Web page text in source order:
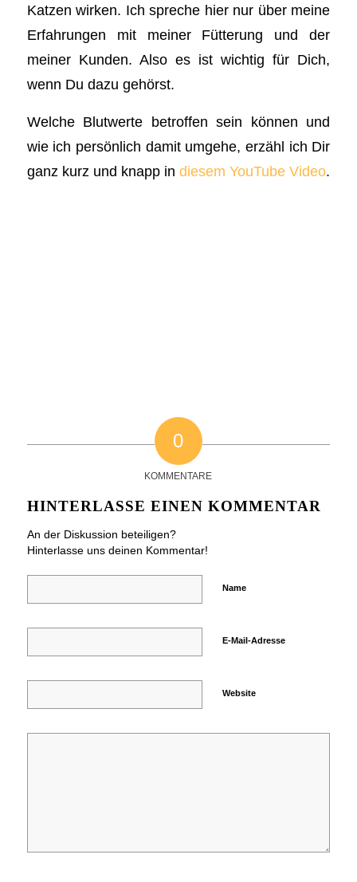
Katzen wirken. Ich spreche hier nur über meine
Erfahrungen mit meiner Fütterung und der
meiner Kunden. Also es ist wichtig für Dich,
wenn Du dazu gehörst.
Welche Blutwerte betroffen sein können und
wie ich persönlich damit umgehe, erzähl ich Dir
ganz kurz und knapp in diesem YouTube Video.
0
KOMMENTARE
HINTERLASSE EINEN KOMMENTAR
An der Diskussion beteiligen?
Hinterlasse uns deinen Kommentar!
Name
E-Mail-Adresse
Website